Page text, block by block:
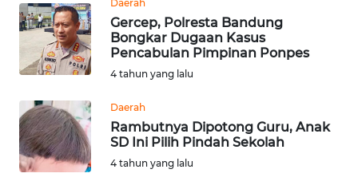
Daerah
Gercep, Polresta Bandung
Bongkar Dugaan Kasus
Pencabulan Pimpinan Ponpes
4 tahun yang lalu
Daerah
Rambutnya Dipotong Guru, Anak
SD Ini Pilih Pindah Sekolah
4 tahun yang lalu
WN
TAPANULI
SELATAN
WN
TANJUNG
LESUNG
WN